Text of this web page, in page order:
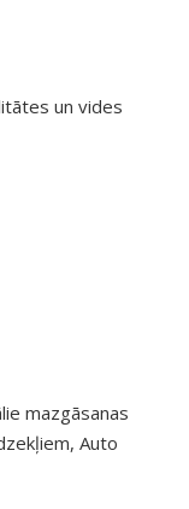
un vides
mazgāsanas
Auto